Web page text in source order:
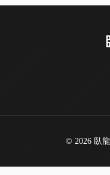
© 2026 臥龍